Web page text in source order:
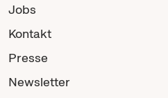
Jobs
Kontakt
Presse
Newsletter